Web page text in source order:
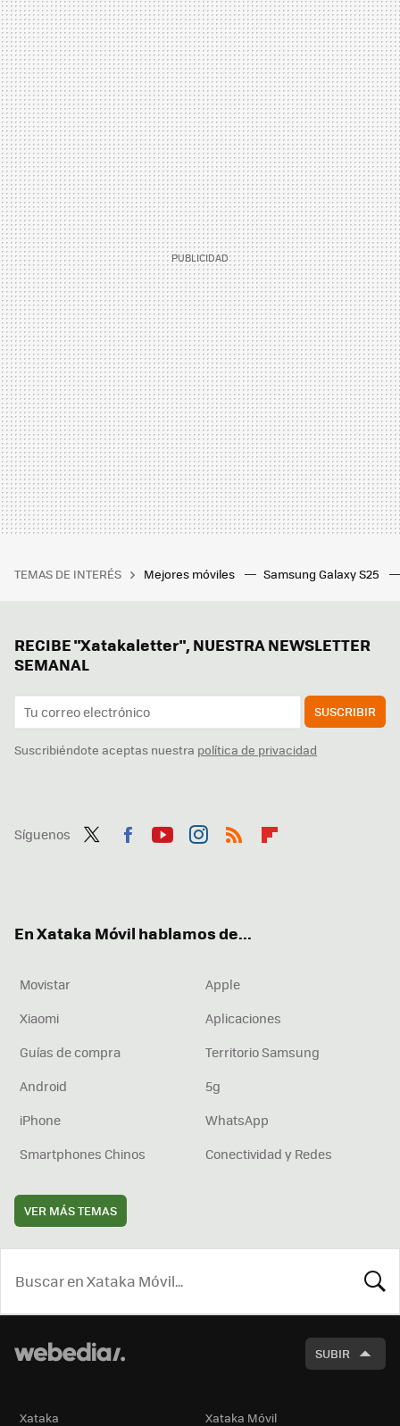
TEMAS DE INTERÉS Mejores móviles Samsung Galaxy S25
RECIBE "Xatakaletter", NUESTRA NEWSLETTER
SEMANAL
SUSCRIBIR
Suscribiéndote aceptas nuestra política de privacidad
Síguenos
En Xataka Móvil hablamos de...
Movistar
Apple
Xiaomi
Aplicaciones
Guías de compra
Territorio Samsung
Android
5g
iPhone
WhatsApp
Smartphones Chinos
Conectividad y Redes
VER MÁS TEMAS
SUBIR
Xataka Xataka Móvil